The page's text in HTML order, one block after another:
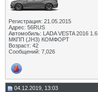
Регистрация: 21.05.2015
Адрес: 56RUS
Автомобиль: LADA VESTA 2016 1.6
МКПП (JH3) КОМФОРТ
Возраст: 42
Сообщений: 7,026
04.12.2019, 13:03